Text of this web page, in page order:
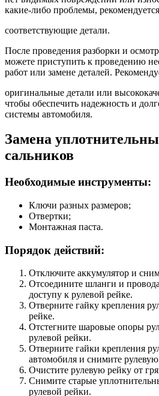
какие-либо проблемы,
соответствующие детали.
После проведения разборки и
можете приступить к проведению
работ или замене деталей.
оригинальные детали или
чтобы обеспечить надежность и
системы автомобиля.
Замена
сальников
Необходимые инструменты:
Ключи разных размеров;
Отвертки;
Монтажная паста.
Порядок действий:
Отключите аккумулятор и
Отсоедините шланги и
доступу к рулевой рейке.
Отверните гайку крепления
рейке.
Отстегните шаровые опоры
рулевой рейки.
Отверните гайки крепления
автомобиля и снимите рулевую
Очистите рулевую рейку от
Снимите старые
рулевой рейки.